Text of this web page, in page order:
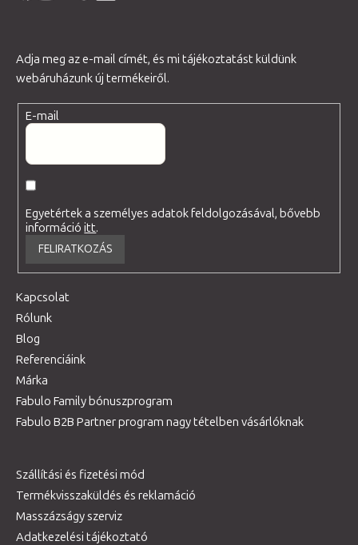
Adja meg az e-mail címét, és mi tájékoztatást küldünk
webáruházunk új termékeiről.
E-mail
Egyetértek a személyes adatok feldolgozásával, bővebb
információitt.
FELIRATKOZÁS
Kapcsolat
Rólunk
Blog
Referenciáink
Márka
Fabulo Family bónuszprogram
Fabulo B2B Partner program nagy tételben vásárlóknak
Szállítási és fizetési mód
Termékvisszaküldés és reklamáció
Masszázságy szerviz
Adatkezelési tájékoztató